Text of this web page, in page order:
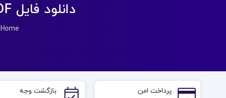
دانلود فایل PDF کتاب برنامه نویسی به زبان جاوا جعفر نژاد قمی
Home
پرداخت امن بازگشت وجه